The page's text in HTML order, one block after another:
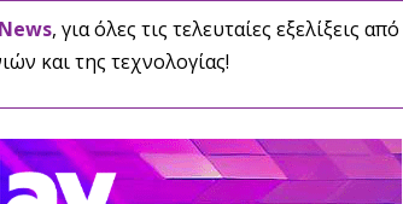
, για όλες τις τελευταίες εξελίξεις από
και της τεχνολογίας!